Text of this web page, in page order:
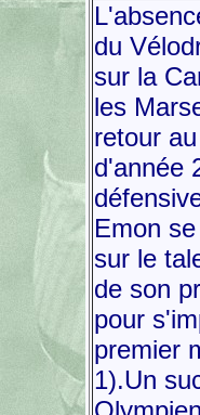
du
sur la
les
retour
d'année
Emon
sur le
de son
pour
premier
1).Un